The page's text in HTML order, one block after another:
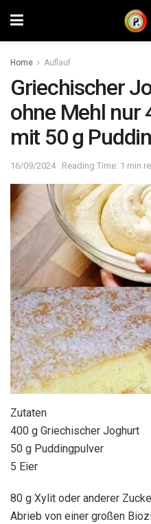
Home Auflauf
Griechischer
ohne Mehl nur
mit 50 g
16/09/2024 Reading Time: 1 min
Zutaten
400 g Griechischer Joghurt
50 g Puddingpulver
5 Eier
80 g Xylit oder anderer
Abrieb von einer großen